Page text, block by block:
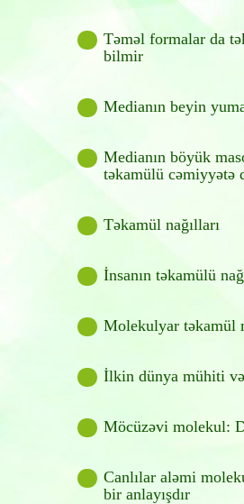
Təməl formalar da
bilmir
Medianın beyin
Medianın böyük
təkamülü cəmiyyətə
Təkamül nağılları
İnsanın təkamülü
Molekulyar təkamül
İlkin dünya mühiti
Möcüzəvi molekul:
Canlılar aləmi
bir anlayışdır